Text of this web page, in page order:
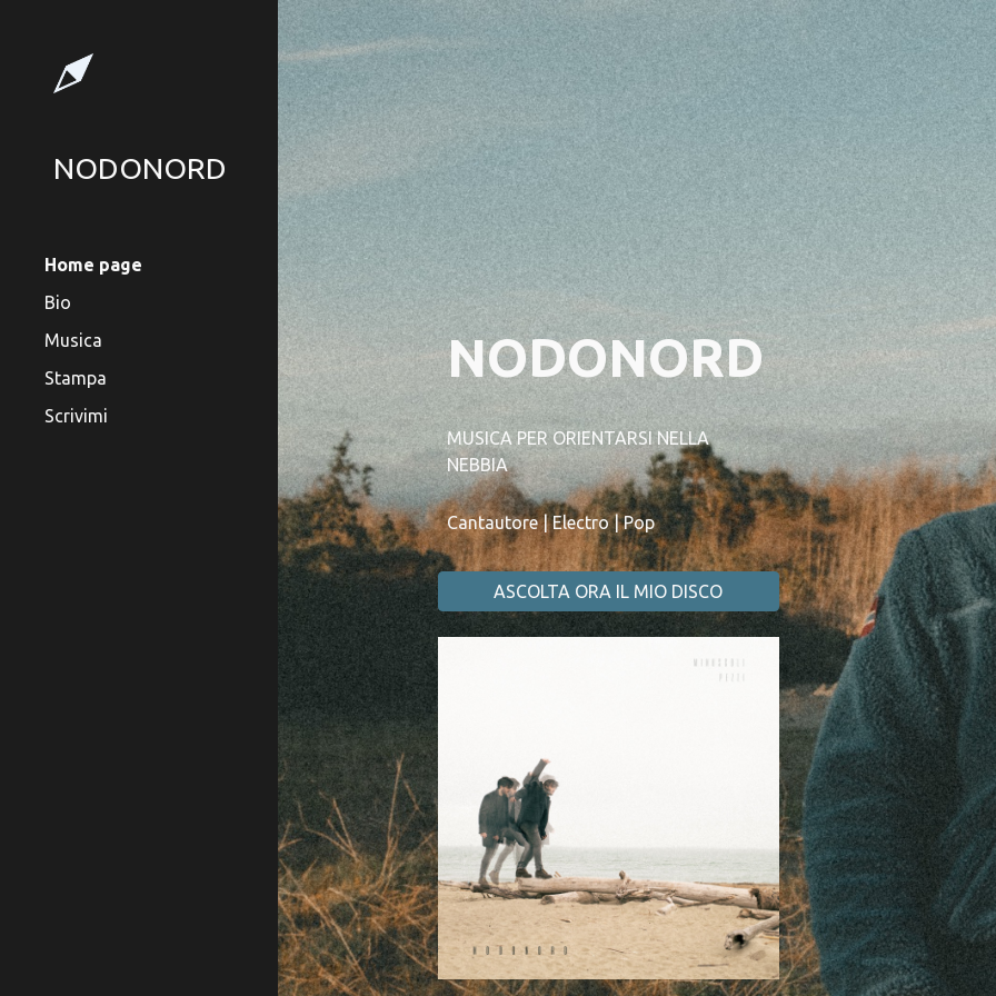
Skip to main content Skip to
NODONORD
Home page
Bio
Musica
Stampa
Scrivimi
NODONORD
MUSICA PER ORIENTARSI NELLA
NEBBIA
Cantautore | Electro | Pop
ASCOLTA ORA IL MIO DISCO